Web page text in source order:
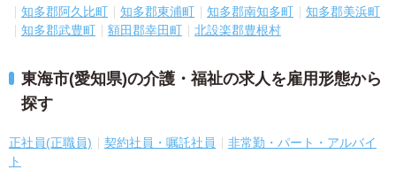
知多郡阿久比町
知多郡東浦町 知多郡南知多町
知多郡美浜町
知多郡武豊町
額田郡幸田町 北設楽郡豊根村
東海市(愛知県)の介護・福祉の求人を雇用形態から
探す
正社員(正職員) 契約社員・嘱託社員
非常勤・パート・アルバイ
ト